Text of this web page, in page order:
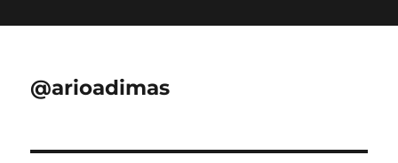
@arioadimas